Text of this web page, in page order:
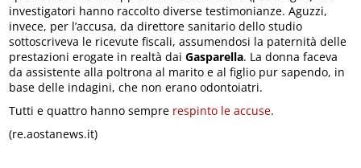
investigatori hanno raccolto diverse testimonianze. Aguzzi,
invece, per l’accusa, da direttore sanitario dello studio
sottoscriveva le ricevute fiscali, assumendosi la paternità delle
prestazioni erogate in realtà daiGasparella. La donna faceva
da assistente alla poltrona al marito e al figlio pur sapendo, in
base delle indagini, che non erano odontoiatri.
Tutti e quattro hanno sempre respinto le accuse.
(re.aostanews.it)